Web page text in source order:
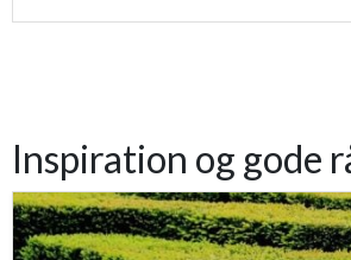
Inspiration og gode